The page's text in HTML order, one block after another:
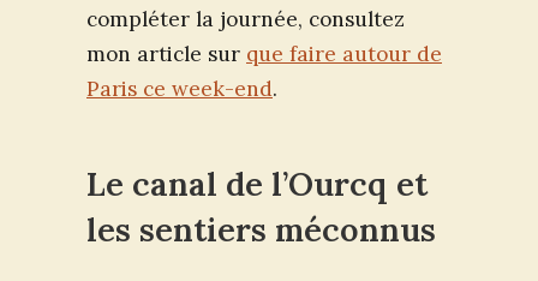
compléter la journée, consultez
mon article sur que faire autour de
Paris ce week-end.
Le canal de l’Ourcq et
les sentiers méconnus